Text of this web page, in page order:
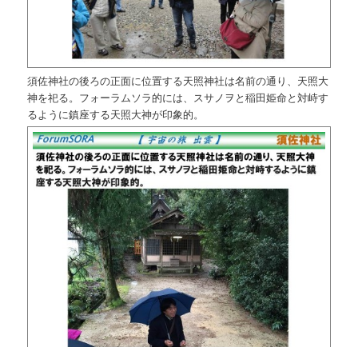
須佐神社の後ろの正面に位置する天照神社は名前の通り、天照大
神を祀る。フォーラムソラ的には、スサノヲと稲田姫命と対峙す
るように鎮座する天照大神が印象的。